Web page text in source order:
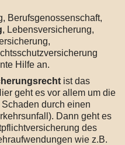
Berufsgenossenschaft,
, Lebensversicherung,
Hilfe an.
ist das
geht es vor allem um die
durch einen
Dann geht es
des
wie z.B.